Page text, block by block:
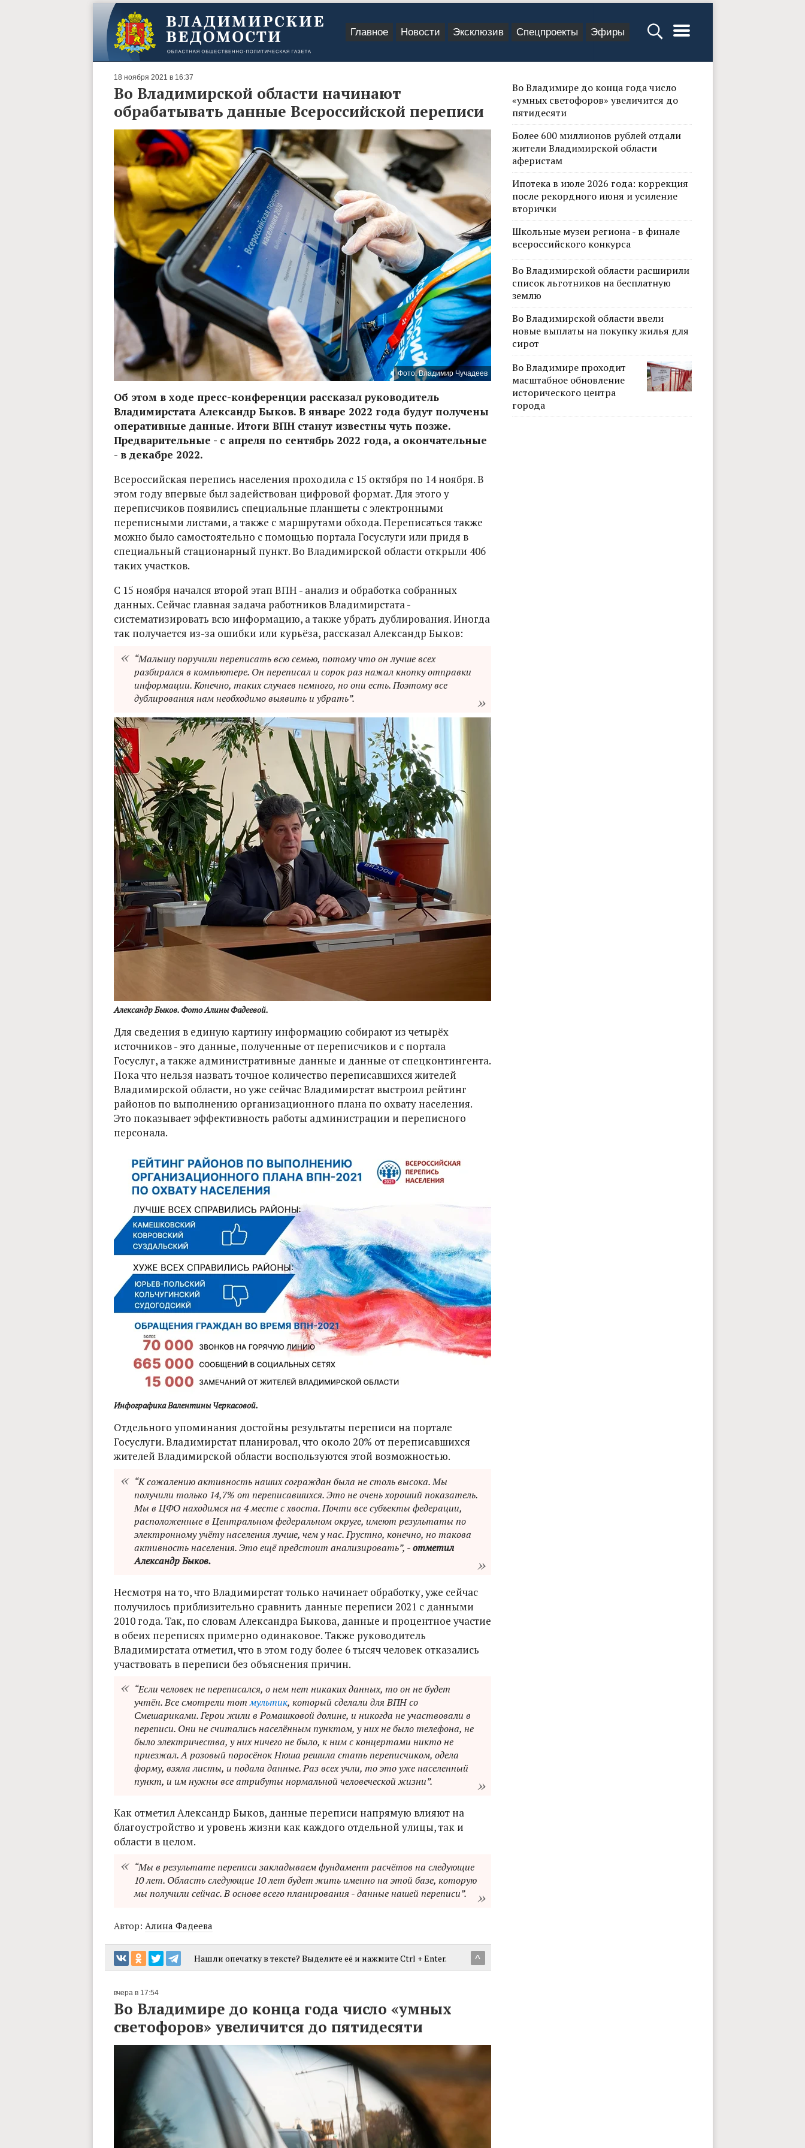
Главное Новости Эксклюзив Спецпроекты Эфиры
18 ноября 2021 в 16:37
Во Владимирской области начинают
обрабатывать данные Всероссийской переписи
Фото: Владимир Чучадеев
Об этом в ходе пресс-конференции рассказал руководитель
Владимирстата Александр Быков. В январе 2022 года будут получены
оперативные данные. Итоги ВПН станут известны чуть позже.
Предварительные - с апреля по сентябрь 2022 года, а окончательные
- в декабре 2022.
Всероссийская перепись населения проходила с 15 октября по 14 ноября. В
этом году впервые был задействован цифровой формат. Для этого у
переписчиков появились специальные планшеты с электронными
переписными листами, а также с маршрутами обхода. Переписаться также
можно было самостоятельно с помощью портала Госуслуги или придя в
специальный стационарный пункт. Во Владимирской области открыли 406
таких участков.
С 15 ноября начался второй этап ВПН - анализ и обработка собранных
данных. Сейчас главная задача работников Владимирстата -
систематизировать всю информацию, а также убрать дублирования. Иногда
так получается из-за ошибки или курьёза, рассказал Александр Быков:
“Малышу поручили переписать всю семью, потому что он лучше всех
разбирался в компьютере. Он переписал и сорок раз нажал кнопку отправки
информации. Конечно, таких случаев немного, но они есть. Поэтому все
дублирования нам необходимо выявить и убрать”.
Александр Быков. Фото Алины Фадеевой.
Для сведения в единую картину информацию собирают из четырёх
источников - это данные, полученные от переписчиков и с портала
Госуслуг, а также административные данные и данные от спецконтингента.
Пока что нельзя назвать точное количество переписавшихся жителей
Владимирской области, но уже сейчас Владимирстат выстроил рейтинг
районов по выполнению организационного плана по охвату населения.
Это показывает эффективность работы администрации и переписного
персонала.
Инфографика Валентины Черкасовой.
Отдельного упоминания достойны результаты переписи на портале
Госуслуги. Владимирстат планировал, что около 20% от переписавшихся
жителей Владимирской области воспользуются этой возможностью.
“К сожалению активность наших сограждан была не столь высока. Мы
получили только 14,7% от переписавшихся. Это не очень хороший показатель.
Мы в ЦФО находимся на 4 месте с хвоста. Почти все субъекты федерации,
расположенные в Центральном федеральном округе, имеют результаты по
электронному учёту населения лучше, чем у нас. Грустно, конечно, но такова
активность населения. Это ещё предстоит анализировать”, -отметил
Александр Быков.
Несмотря на то, что Владимирстат только начинает обработку, уже сейчас
получилось приблизительно сравнить данные переписи 2021 с данными
2010 года. Так, по словам Александра Быкова, данные и процентное участие
в обеих переписях примерно одинаковое. Также руководитель
Владимирстата отметил, что в этом году более 6 тысяч человек отказались
участвовать в переписи без объяснения причин.
“Если человек не переписался, о нем нет никаких данных, то он не будет
учтён. Все смотрели тотмультик, который сделали для ВПН со
Смешариками. Герои жили в Ромашковой долине, и никогда не участвовали в
переписи. Они не считались населённым пунктом, у них не было телефона, не
было электричества, у них ничего не было, к ним с концертами никто не
приезжал. А розовый поросёнок Нюша решила стать переписчиком, одела
форму, взяла листы, и подала данные. Раз всех учли, то это уже населенный
пункт, и им нужны все атрибуты нормальной человеческой жизни”.
Как отметил Александр Быков, данные переписи напрямую влияют на
благоустройство и уровень жизни как каждого отдельной улицы, так и
области в целом.
“Мы в результате переписи закладываем фундамент расчётов на следующие
10 лет. Область следующие 10 лет будет жить именно на этой базе, которую
мы получили сейчас. В основе всего планирования - данные нашей переписи”.
Автор: Алина Фадеева
^
Нашли опечатку в тексте? Выделите её и нажмите Ctrl + Enter.
вчера в 17:54
Во Владимире до конца года число «умных
светофоров» увеличится до пятидесяти
Во Владимире до конца года число
«умных светофоров» увеличится до
пятидесяти
Более 600 миллионов рублей отдали
жители Владимирской области
аферистам
Ипотека в июле 2026 года: коррекция
после рекордного июня и усиление
вторички
Школьные музеи региона - в финале
всероссийского конкурса
Во Владимирской области расширили
список льготников на бесплатную
землю
Во Владимирской области ввели
новые выплаты на покупку жилья для
сирот
Во Владимире проходит
масштабное обновление
исторического центра
города